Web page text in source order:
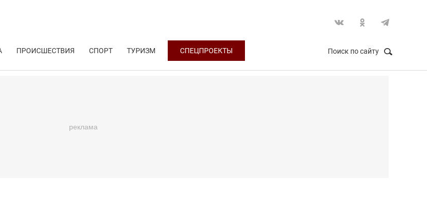
ПРОИСШЕСТВИЯ СПОРТ ТУРИЗМ СПЕЦПРОЕКТЫ Поиск по сайту